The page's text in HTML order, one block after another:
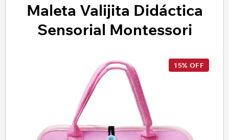
Maleta Valijita Didáctica
Sensorial Montessori
15% OFF